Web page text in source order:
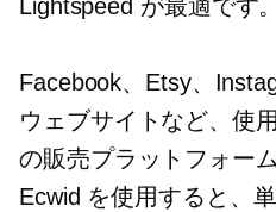
Lightspeed が最適です。
Facebook、Etsy、
ウェブサイトなど、使
の販売プラットフォー
Ecwid を使用すると、